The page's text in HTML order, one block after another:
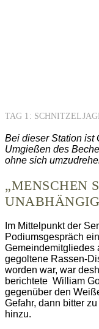
TAG 1:
Bei dieser Station ist
Umgießen des
ohne sich
„MENSCHEN
Im Mittelpunkt der
Podiumsgespräch
Gemeindemitgliedes
gegoltene Rassen-
worden war, war
berichtete William
gegenüber den
Gefahr, dann bitter
hinzu.